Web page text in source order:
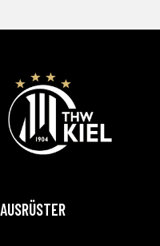
AUSRÜSTER